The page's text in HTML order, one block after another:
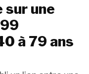
sur une
à 79 ans